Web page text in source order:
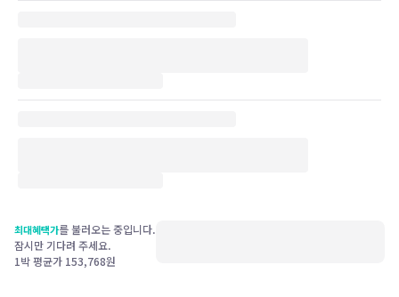
최대혜택가를 불러오는 중입니다.
잠시만 기다려 주세요.
1박 평균가 153,768원